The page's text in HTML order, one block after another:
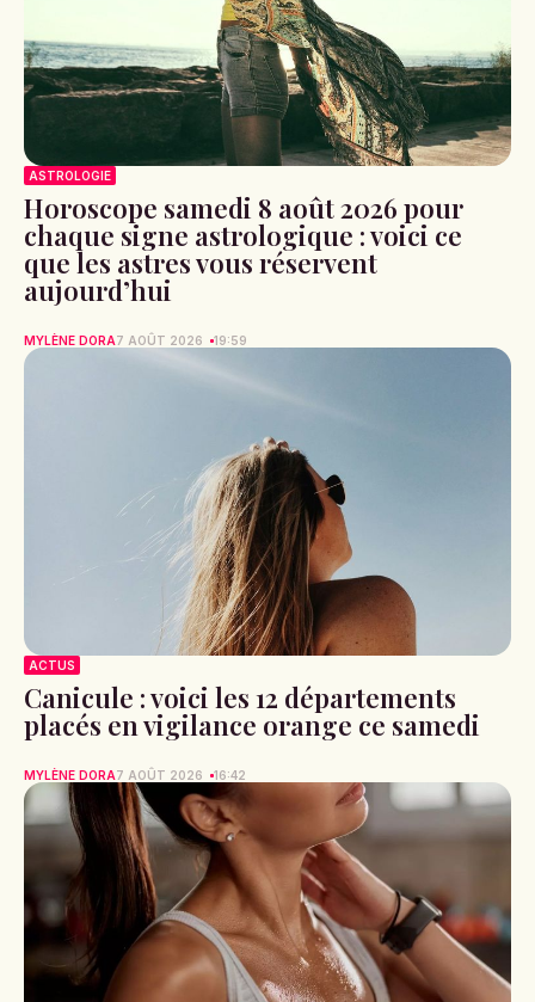
ASTROLOGIE
Horoscope samedi 8 août 2026 pour
chaque signe astrologique : voici ce
que les astres vous réservent
aujourd’hui
MYLÈNE DORA7 AOÛT 2026 19:59
ACTUS
Canicule : voici les 12 départements
placés en vigilance orange ce samedi
MYLÈNE DORA7 AOÛT 2026 16:42